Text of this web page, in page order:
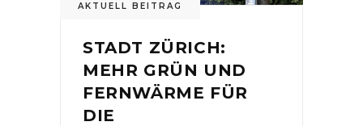
AKTUELL BEITRAG
STADT ZÜRICH:
MEHR GRÜN UND
FERNWÄRME FÜR
DIE